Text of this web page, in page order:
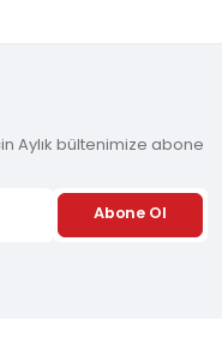
Aylık bültenimize abone
Abone Ol